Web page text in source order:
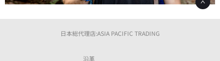
日本総代理店:ASIA PACIFIC TRADING
沿革